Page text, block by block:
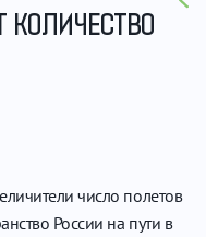
КОЛИЧЕСТВО
число полетов
России на пути в